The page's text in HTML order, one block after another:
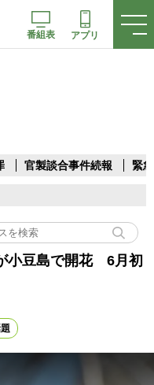
番組表 アプリ
官製談合事件続報 緊
小豆島で開花 6月初